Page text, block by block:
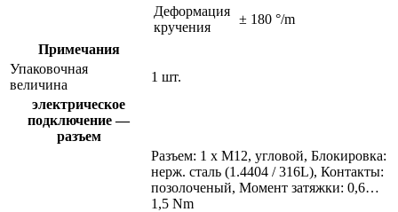
Деформация
кручения
± 180 °/m
Примечания
Упаковочная
величина
1 шт.
электрическое
подключение —
разъем
Разъем: 1 x M12, угловой, Блокировка:
нерж. сталь (1.4404 / 316L), Контакты:
позолоченый, Момент затяжки: 0,6…
1,5 Nm